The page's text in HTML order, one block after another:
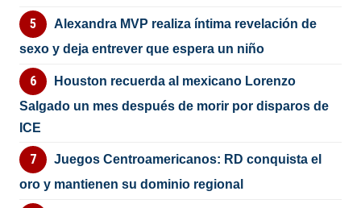
Alexandra MVP realiza íntima revelación de
sexo y deja entrever que espera un niño
Houston recuerda al mexicano Lorenzo
Salgado un mes después de morir por disparos de
ICE
Juegos Centroamericanos: RD conquista el
oro y mantienen su dominio regional